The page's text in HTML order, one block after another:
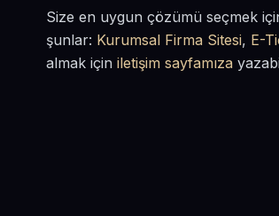
Size en uygun çözümü seçmek
şunlar: Kurumsal Firma Sitesi, E-
almak için iletişim sayfamıza